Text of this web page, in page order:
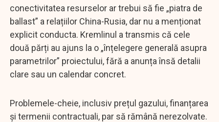
conectivitatea resurselor ar trebui să fie „piatra de
ballast” a relațiilor China-Rusia, dar nu a menționat
explicit conducta. Kremlinul a transmis că cele
două părți au ajuns la o „înțelegere generală asupra
parametrilor” proiectului, fără a anunța însă detalii
clare sau un calendar concret.
Problemele-cheie, inclusiv prețul gazului, finanțarea
și termenii contractuali, par să rămână nerezolvate.